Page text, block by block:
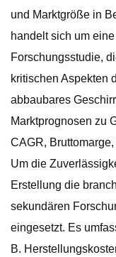
und Marktgröße in
handelt sich um
Forschungsstudie,
kritischen Aspekten
abbaubares
Marktprognosen zu
CAGR,
Um die
Erstellung die
sekundären
eingesetzt. Es
B.